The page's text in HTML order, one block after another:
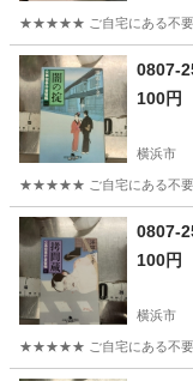
★★★★★ ご自宅にある不要品
神奈川 横浜市 0807-
100円
横浜市
★★★★★ ご自宅にある不要品
神奈川 横浜市 0807-
100円
横浜市
★★★★★ ご自宅にある不要品